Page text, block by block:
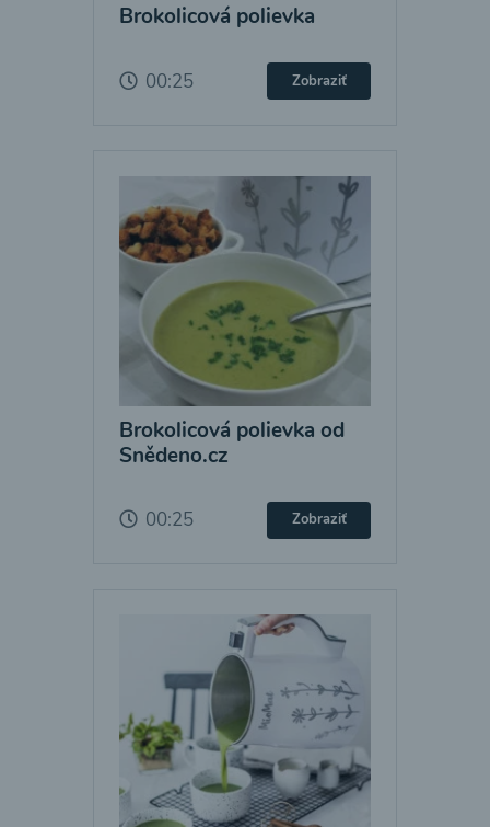
Brokolicová polievka
00:25 Zobraziť
Brokolicová polievka od
Snědeno.cz
00:25 Zobraziť